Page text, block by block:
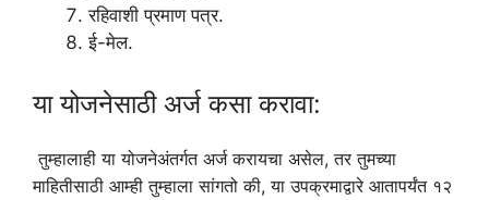
रहिवाशी प्रमाण पत्र.
ई-मेल.
या योजनेसाठी अर्ज कसा करावा:
तुम्हालाही या योजनेअंतर्गत अर्ज करायचा असेल, तर तुमच्या
माहितीसाठी आम्ही तुम्हाला सांगतो की, या उपक्रमाद्वारे आतापर्यंत १२